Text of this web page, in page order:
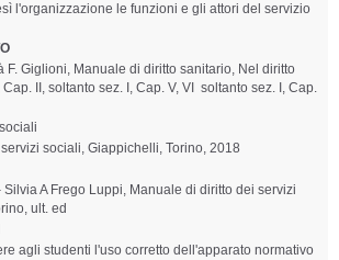
l'organizzazione le funzioni e gli attori del servizio
F. Giglioni, Manuale di diritto sanitario, Nel diritto
II, soltanto sez. I, Cap. V, VI soltanto sez. I, Cap.
sociali, Giappichelli, Torino, 2018
Silvia A Frego Luppi, Manuale di diritto dei servizi
ult. ed
agli studenti l'uso corretto dell'apparato normativo